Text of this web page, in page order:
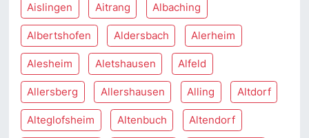
Aislingen Aitrang Albaching
Albertshofen Aldersbach Alerheim
Alesheim Aletshausen Alfeld
Allersberg Allershausen Alling Altdorf
Alteglofsheim Altenbuch Altendorf